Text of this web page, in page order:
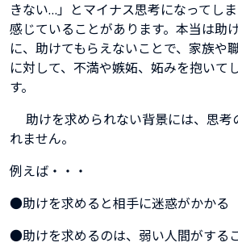
きない…」とマイナス思考になってし
感じていることがあります。本当は助
に、助けてもらえないことで、家族や
に対して、不満や嫉妬、妬みを抱いて
す。
助けを求められない背景には、思考
れません。
例えば・・・
●助けを求めると相手に迷惑がかかる
●助けを求めるのは、弱い人間がする